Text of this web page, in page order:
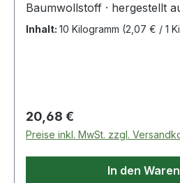
Baumwollstoff · hergestellt
tragbaren Alttextilien
Leichtöl, Wasser, Fette
Eigenschaften: · Material:
DIN 61650
Inhalt: 10 Kilogramm (2,07 € / 1
Regulärer Preis:
20,68 €
Preise inkl. MwSt. zzgl.
In den